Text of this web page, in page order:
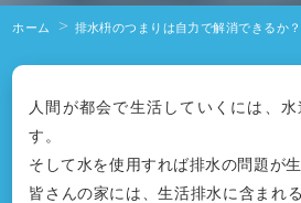
ホーム 排水枡のつまりは自力で解消できるか？
人間が都会で生活していくには、
す。
そして水を使用すれば排水の問題が生
皆さんの家には、生活排水に含まれ